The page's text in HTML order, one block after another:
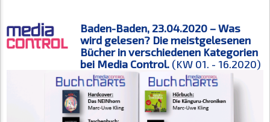
Baden-Baden, 23.04.2020 – Was
wird gelesen? Die meistgelesenen
Bücher in verschiedenen Kategorien
bei Media Control. (KW 01. - 16.2020)